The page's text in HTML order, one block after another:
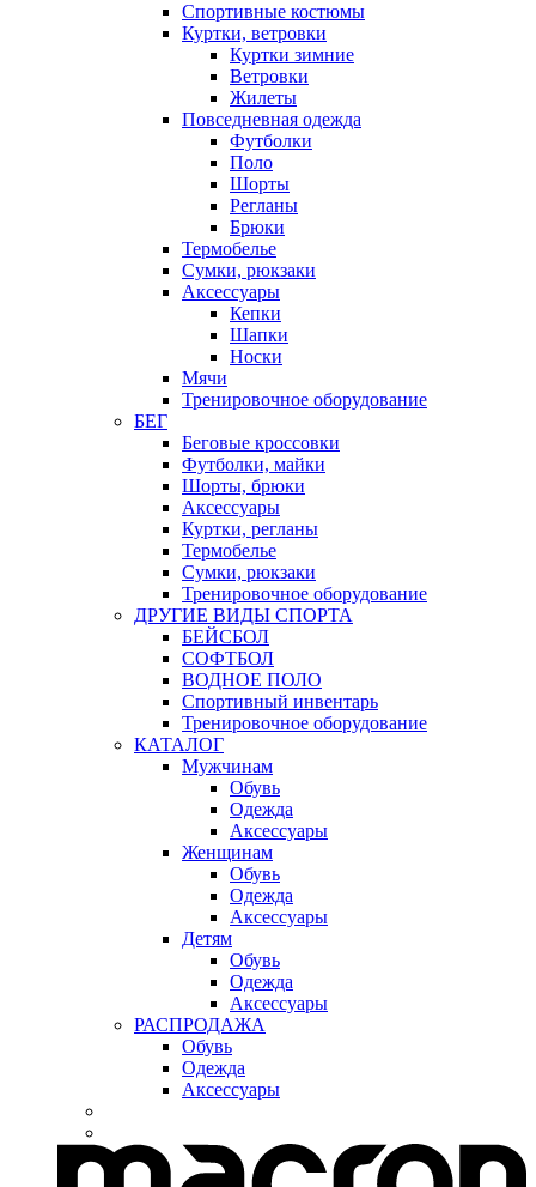
Спортивные костюмы
Куртки, ветровки
Куртки зимние
Ветровки
Жилеты
Повседневная одежда
Футболки
Поло
Шорты
Регланы
Брюки
Термобелье
Сумки, рюкзаки
Аксессуары
Кепки
Шапки
Носки
Мячи
Тренировочное оборудование
БЕГ
Беговые кроссовки
Футболки, майки
Шорты, брюки
Аксессуары
Куртки, регланы
Термобелье
Сумки, рюкзаки
Тренировочное оборудование
ДРУГИЕ ВИДЫ СПОРТА
БЕЙСБОЛ
СОФТБОЛ
ВОДНОЕ ПОЛО
Спортивный инвентарь
Тренировочное оборудование
КАТАЛОГ
Мужчинам
Обувь
Одежда
Аксессуары
Женщинам
Обувь
Одежда
Аксессуары
Детям
Обувь
Одежда
Аксессуары
РАСПРОДАЖА
Обувь
Одежда
Аксессуары